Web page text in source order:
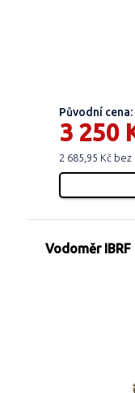
Původní cena:
3 250
2 685,95 Kč bez
Vodoměr